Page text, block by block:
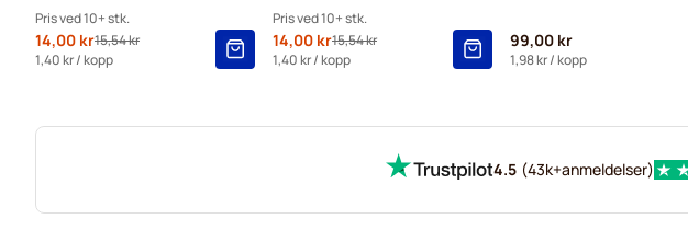
Pris ved 10+ stk.
Spesialpris
14,00 krVanlig pris
15,54 kr
1,40 kr/ kopp
1 =kr 15,54
10+ =kr 14,00
Pris ved 10+ stk.
Spesialpris
14,00 krVanlig pris
15,54 kr
1,40 kr/ kopp
1 =kr 15,54
10+ =kr 14,00 99,00 kr
1,98 kr/ kopp
4.5 (43k+anmeldelser)